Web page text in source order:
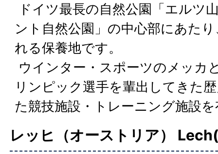
ドイツ最長の自然公園「エルツ
ント自然公園」の中心部にあた
れる保養地です。
ウインター・スポーツのメッカ
リンピック選手を輩出してきた
た競技施設・トレーニング施設
レッヒ（オーストリア）